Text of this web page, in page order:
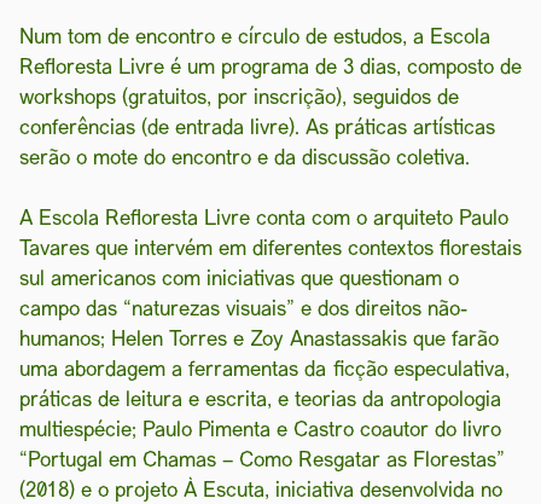
Num tom de encontro e círculo de estudos, a Escola
Refloresta Livre é um programa de 3 dias, composto de
workshops (gratuitos, por inscrição), seguidos de
conferências (de entrada livre). As práticas artísticas
serão o mote do encontro e da discussão coletiva.
A Escola Refloresta Livre conta com o arquiteto Paulo
Tavares que intervém em diferentes contextos florestais
sul americanos com iniciativas que questionam o
campo das “naturezas visuais” e dos direitos não-
humanos; Helen Torres e Zoy Anastassakis que farão
uma abordagem a ferramentas da ficção especulativa,
práticas de leitura e escrita, e teorias da antropologia
multiespécie; Paulo Pimenta e Castro coautor do livro
“Portugal em Chamas – Como Resgatar as Florestas”
(2018) e o projeto À Escuta, iniciativa desenvolvida no